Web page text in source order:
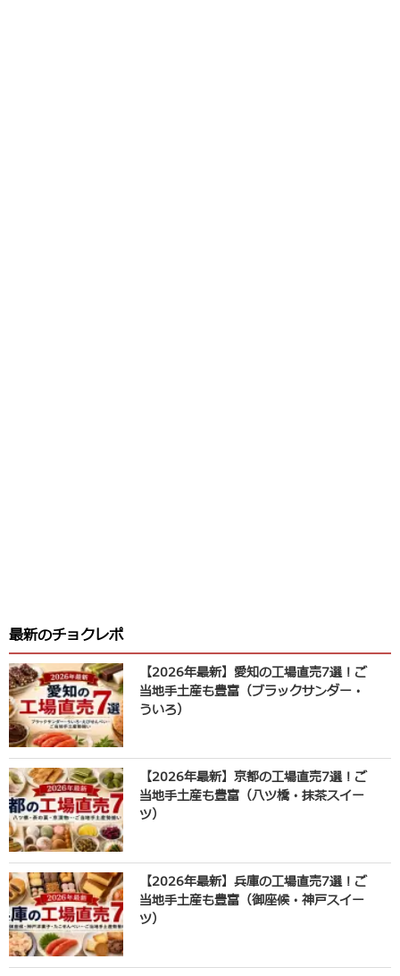
最新のチョクレポ
【2026年最新】愛知の工場直売7選！ご
当地手土産も豊富（ブラックサンダー・
ういろ）
【2026年最新】京都の工場直売7選！ご
当地手土産も豊富（八ツ橋・抹茶スイー
ツ）
【2026年最新】兵庫の工場直売7選！ご
当地手土産も豊富（御座候・神戸スイー
ツ）